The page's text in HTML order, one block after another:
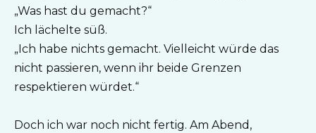
„Was hast du gemacht?“
Ich lächelte süß.
„Ich habe nichts gemacht. Vielleicht würde das
nicht passieren, wenn ihr beide Grenzen
respektieren würdet.“
Doch ich war noch nicht fertig. Am Abend,